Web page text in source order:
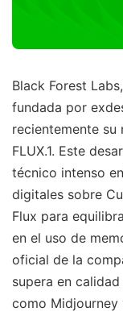
Black Forest
fundada por
recientemente su
FLUX.1. Este
técnico intenso
digitales sobre
Flux para
en el uso de
oficial de la
supera en
como Midjourney